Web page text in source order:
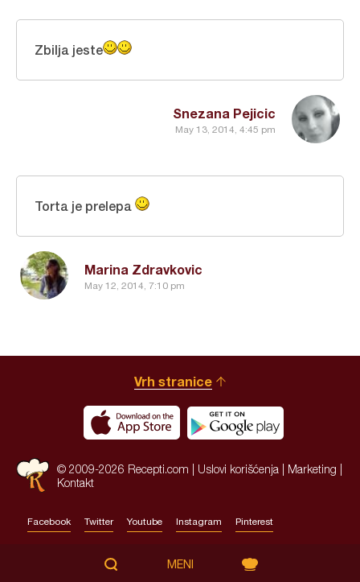
Snezana Pejicic
May 13, 2014, 4:45 pm
Zbilja jeste
Marina Zdravkovic
May 12, 2014, 7:10 pm
Torta je prelepa
Vrh stranice
© 2009-2026 Recepti.com | Uslovi korišćenja Marketing
Kontakt
Facebook Twitter Youtube Instagram Pinterest